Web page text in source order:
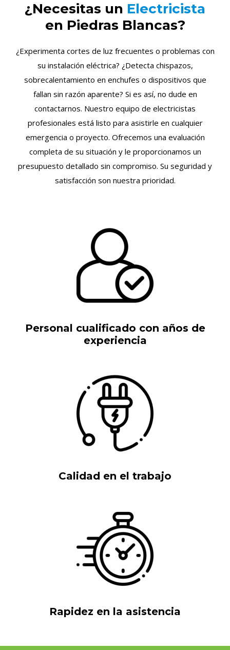
¿Necesitas un Electricista
en Piedras Blancas?
¿Experimenta cortes de luz frecuentes o problemas con
su instalación eléctrica? ¿Detecta chispazos,
sobrecalentamiento en enchufes o dispositivos que
fallan sin razón aparente? Si es así, no dude en
contactarnos. Nuestro equipo de electricistas
profesionales está listo para asistirle en cualquier
emergencia o proyecto. Ofrecemos una evaluación
completa de su situación y le proporcionamos un
presupuesto detallado sin compromiso. Su seguridad y
satisfacción son nuestra prioridad.
Personal cualificado con años de
experiencia
Calidad en el trabajo
Rapidez en la asistencia